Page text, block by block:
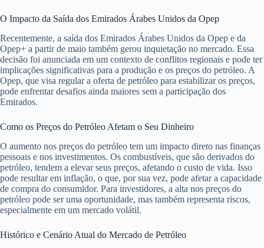
O Impacto da Saída dos Emirados Árabes Unidos da Opep
Recentemente, a saída dos Emirados Árabes Unidos da Opep e da
Opep+ a partir de maio também gerou inquietação no mercado. Essa
decisão foi anunciada em um contexto de conflitos regionais e pode ter
implicações significativas para a produção e os preços do petróleo. A
Opep, que visa regular a oferta de petróleo para estabilizar os preços,
pode enfrentar desafios ainda maiores sem a participação dos
Emirados.
Como os Preços do Petróleo Afetam o Seu Dinheiro
O aumento nos preços do petróleo tem um impacto direto nas finanças
pessoais e nos investimentos. Os combustíveis, que são derivados do
petróleo, tendem a elevar seus preços, afetando o custo de vida. Isso
pode resultar em inflação, o que, por sua vez, pode afetar a capacidade
de compra do consumidor. Para investidores, a alta nos preços do
petróleo pode ser uma oportunidade, mas também representa riscos,
especialmente em um mercado volátil.
Histórico e Cenário Atual do Mercado de Petróleo